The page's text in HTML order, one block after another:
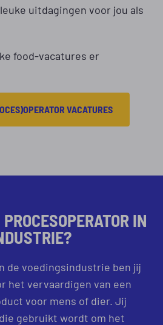
uitdagingen voor jou als
food-vacatures er
VACATURES
IN
de voedingsindustrie ben jij
het vervaardigen van een
voor mens of dier. Jij
gebruikt wordt om het